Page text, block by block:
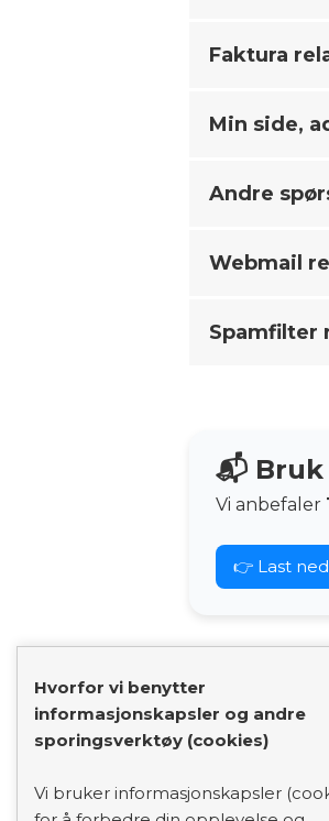
Hvorfor vi benytter
informasjonskapsler og andre
sporingsverktøy (cookies)
Vi bruker informasjonskapsler
Faktura
Min side,
Andre
Webmail
Spamfilter
📬
Vi anbefaler
👉 Last
Dersom
post gjennom